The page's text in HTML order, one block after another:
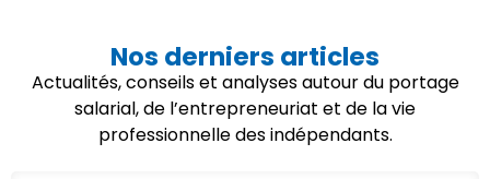
Nos derniers articles
Actualités, conseils et analyses autour du portage
salarial, de l’entrepreneuriat et de la vie
professionnelle des indépendants.